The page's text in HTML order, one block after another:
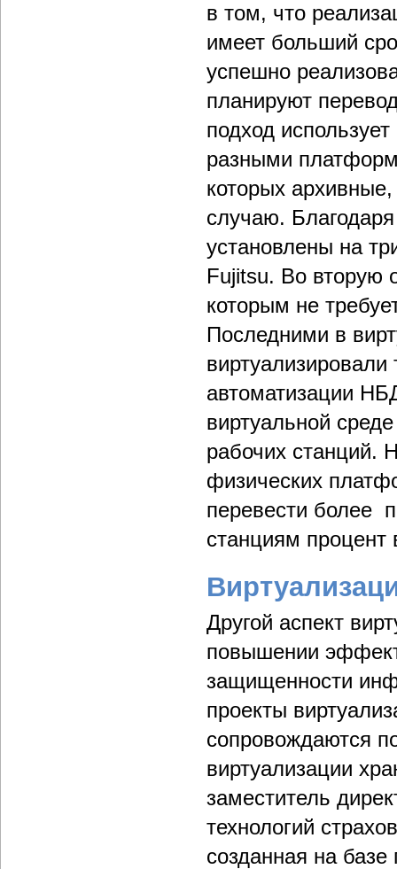
в том, что
имеет больший
успешно
планируют
подход
разными
которых
случаю.
установлены на
Fujitsu. Во вторую
которым не
Последними в
автоматизации
виртуальной
рабочих станций.
физических
перевести более
станциям процент
Другой аспект
повышении
защищенности
проекты
сопровождаются
виртуализации
заместитель
технологий
созданная на